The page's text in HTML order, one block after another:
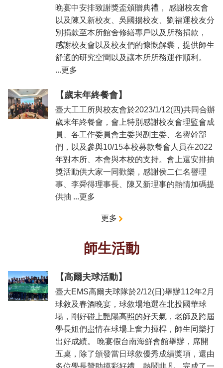
晚宴中安排致謝獎盃頒贈典禮， 感謝校友會
以及陳又新校友、吳國揚校友、劉福運校友分
別捐款至本所館舍修繕專戶以及所務捐款，
感謝校友會以及校友們的慷慨解囊，提供師生
舒適的研究空間以及讓本所所務運作順利。
...更多
【歲末年終餐會】
臺大工工所與校友會於2023/1/12(四)共同合辦
歲末年終餐會，會上特別感謝校友會理監會成
員、各工作委員會主委與副主委、名譽幹部
們，以及參與10/15本校募款餐會人員在2022
年對本所、本會與本校的支持。會上還安排抽
獎活動供大家一同歡樂，感謝侯二仁名譽理
事、李舜得理事長、陳又新理事的熱情加碼提
供抽 ...更多
更多
師生活動
【高爾夫球活動】
臺大EMS高爾夫球隊於2/12(日)舉辦112年2月
球敘及春酒晚宴，球敘場地選在北投國華球
場，剛好碰上艷陽高照的好天氣，老師及跨屆
學長姐們盡情在球場上奮力揮桿，師生同樂打
出好成績。 晚宴假台南海鮮會館舉辦，席開
五桌，除了頒發當日球敘優秀成績獎項，還由
多位學長贊助摸彩好禮，熱鬧非凡，完成了一